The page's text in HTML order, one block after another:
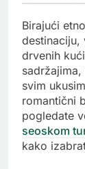
Birajući
destinaciju,
drvenih
svim
romantični
pogledate
seoskom
kako